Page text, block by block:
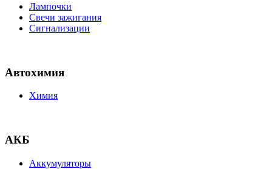
Лампочки
Свечи зажигания
Сигнализации
Автохимия
Химия
АКБ
Аккумуляторы